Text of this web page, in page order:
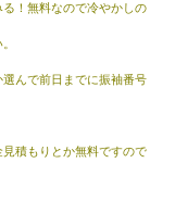
！無料なので冷やかしの
んで前日までに振袖番号
積もりとか無料ですので